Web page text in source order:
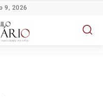
9, 2026